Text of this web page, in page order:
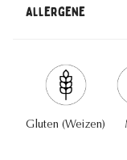
Allergene
Gluten (Weizen)